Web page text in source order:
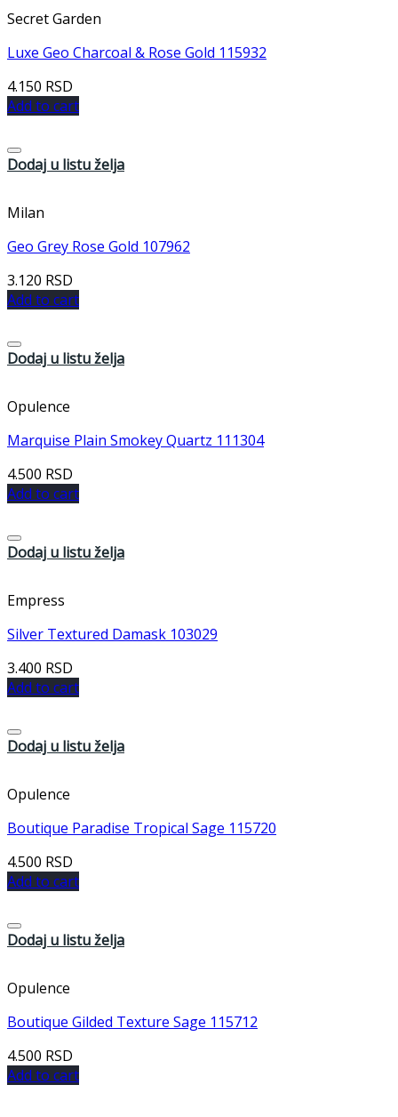
Secret Garden
Luxe Geo Charcoal & Rose Gold 115932
4.150 RSD
Add to cart
Dodaj u listu želja
Milan
Geo Grey Rose Gold 107962
3.120 RSD
Add to cart
Dodaj u listu želja
Opulence
Marquise Plain Smokey Quartz 111304
4.500 RSD
Add to cart
Dodaj u listu želja
Empress
Silver Textured Damask 103029
3.400 RSD
Add to cart
Dodaj u listu želja
Opulence
Boutique Paradise Tropical Sage 115720
4.500 RSD
Add to cart
Dodaj u listu želja
Opulence
Boutique Gilded Texture Sage 115712
4.500 RSD
Add to cart